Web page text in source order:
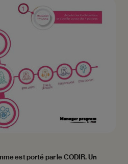
est porté par le CODIR. Un